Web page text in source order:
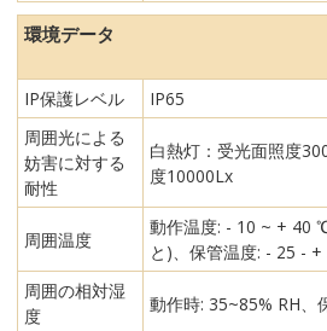
環境データ
IP保護レベル
IP65
周囲光による
妨害に対する
耐性
白熱灯：受光面照度
度10000Lx
周囲温度
動作温度: - 10 ~ + 40
と)、保管温度: - 25 -
周囲の相対湿
度
動作時: 35~85% RH、